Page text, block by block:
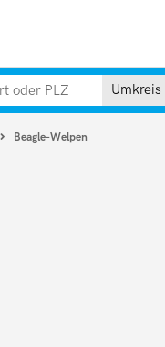
Umkreis
Beagle-Welpen